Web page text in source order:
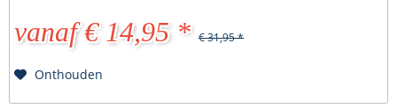
vanaf € 14,95 * € 31,95 *
Onthouden